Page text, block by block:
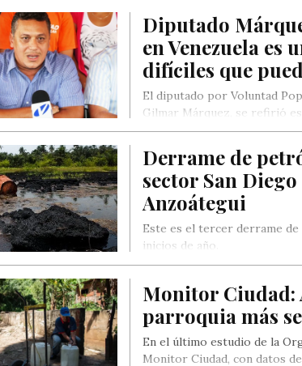
Diputado
en Venezuela es
difíciles que
El diputado por Voluntad
Gilmar Márquez, se refirió
agroalimentaria…
Derrame de
sector San
Anzoátegui
Este es el tercer derrame
inicios de año.
Monitor Ciudad:
parroquia más
En el último estudio de la
Monitor Ciudad, con datos